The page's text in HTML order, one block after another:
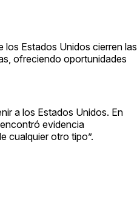
los Estados Unidos cierren las
ofreciendo oportunidades
a los Estados Unidos. En
evidencia
cualquier otro tipo”.